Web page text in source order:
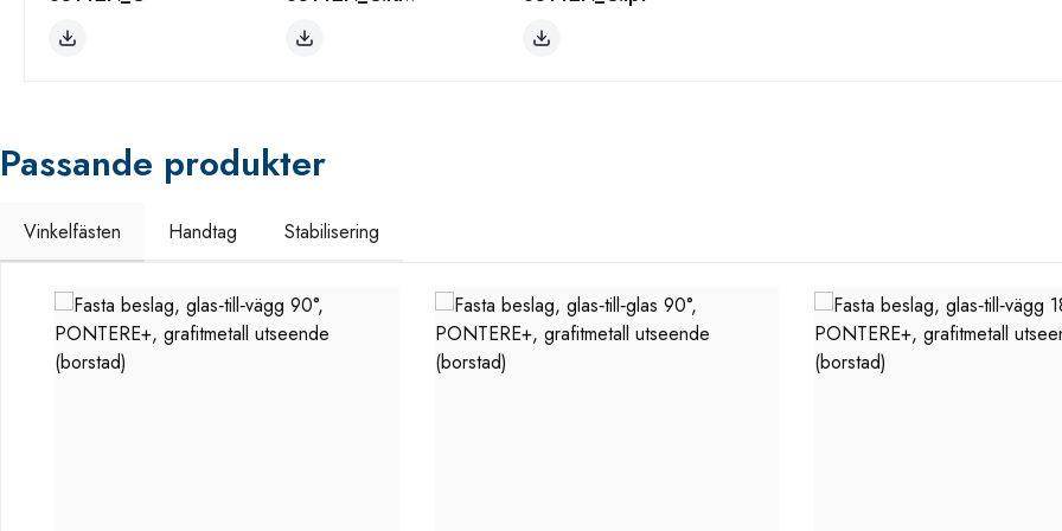
Passande produkter
Vinkelfästen Handtag Stabilisering
Hoppa över produktgalleri